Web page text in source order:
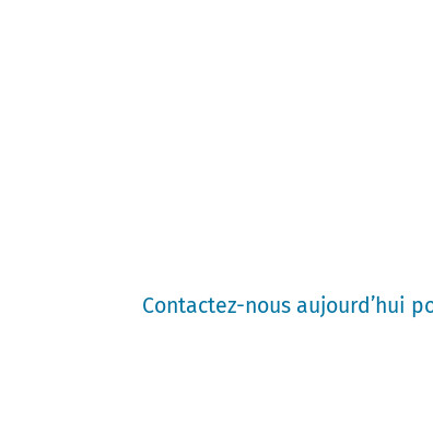
Contactez-nous aujourd’hui